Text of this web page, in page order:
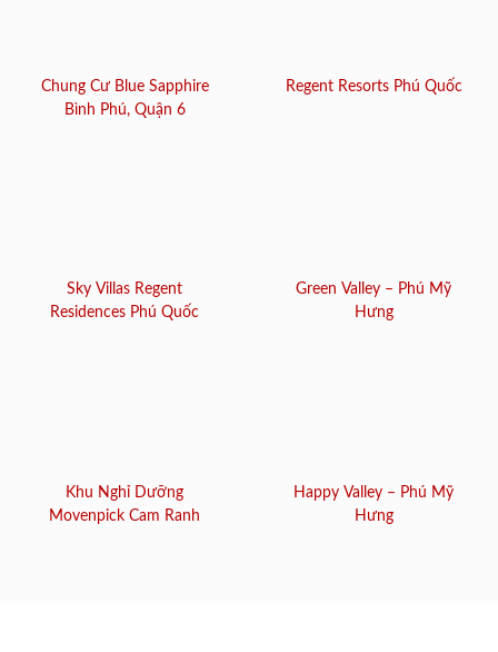
Chung Cư Blue Sapphire
Bình Phú, Quận 6
Regent Resorts Phú Quốc
Sky Villas Regent
Residences Phú Quốc
Green Valley – Phú Mỹ
Hưng
Khu Nghỉ Dưỡng
Movenpick Cam Ranh
Happy Valley – Phú Mỹ
Hưng